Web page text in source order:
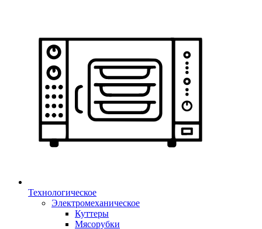
Технологическое
Электромеханическое
Куттеры
Мясорубки